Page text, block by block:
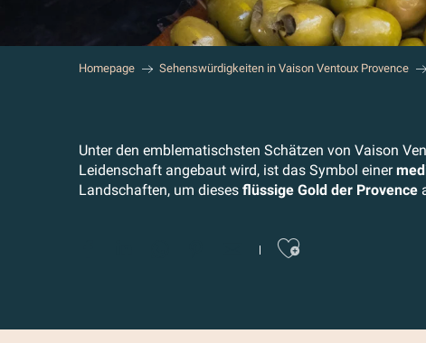
Homepage Sehenswürdigkeiten in Vaison Ventoux Provence
Unter den emblematischsten Schätzen von Vaison
Leidenschaft angebaut wird, ist das Symbol einer
Landschaften, um dieses flüssige Gold der Provence
Ajouter